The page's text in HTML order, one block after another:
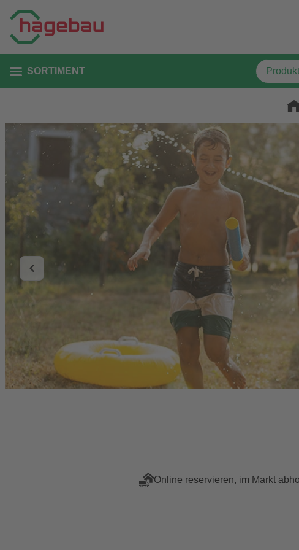
SORTIMENT
Online reservieren, im Markt